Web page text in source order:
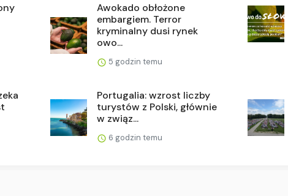
Awokado obłożone
embargiem. Terror
kryminalny dusi rynek
owo...
5 godzin temu
Portugalia: wzrost liczby
turystów z Polski, głównie
w związ...
6 godzin temu